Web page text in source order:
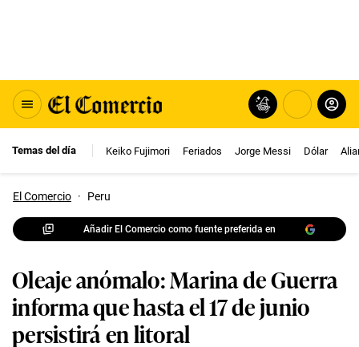
Temas del día Keiko Fujimori Feriados Jorge Messi Dólar
El Comercio · Peru
Añadir El Comercio como fuente preferida en
Oleaje anómalo: Marina de Guerra
informa que hasta el 17 de junio
persistirá en litoral